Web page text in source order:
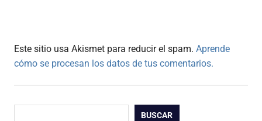
Este sitio usa Akismet para reducir el spam. Aprende
cómo se procesan los datos de tus comentarios.
BUSCAR